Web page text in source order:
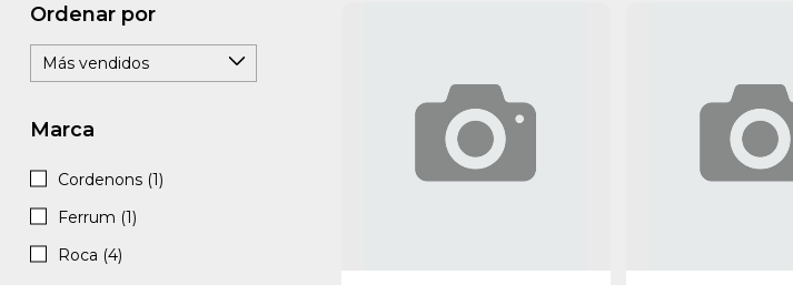
Ordenar por
Marca
Cordenons (1)
Ferrum (1)
Roca (4)